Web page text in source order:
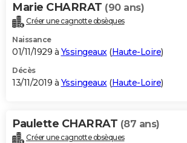
Marie CHARRAT (90 ans)
Créer une cagnotte obsèques
Naissance
01/11/1929 à Yssingeaux(Haute-Loire)
Décès
13/11/2019 à Yssingeaux(Haute-Loire)
Paulette CHARRAT (87 ans)
Créer une cagnotte obsèques